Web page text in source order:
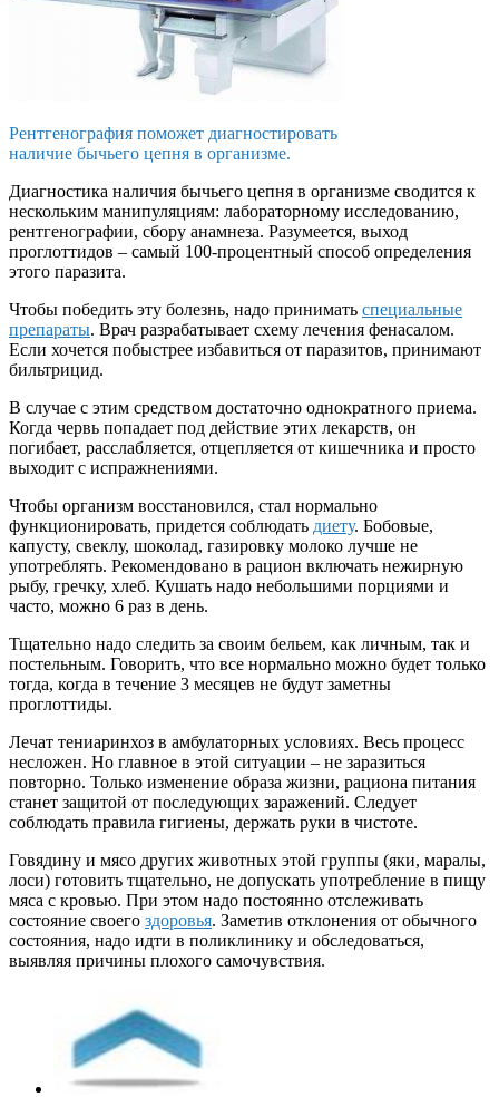
Рентгенография поможет диагностировать
наличие бычьего цепня в организме.
Диагностика наличия бычьего цепня в организме сводится к
нескольким манипуляциям: лабораторному исследованию,
рентгенографии, сбору анамнеза. Разумеется, выход
проглоттидов – самый 100-процентный способ определения
этого паразита.
Чтобы победить эту болезнь, надо принимать специальные
препараты. Врач разрабатывает схему лечения фенасалом.
Если хочется побыстрее избавиться от паразитов, принимают
бильтрицид.
В случае с этим средством достаточно однократного приема.
Когда червь попадает под действие этих лекарств, он
погибает, расслабляется, отцепляется от кишечника и просто
выходит с испражнениями.
Чтобы организм восстановился, стал нормально
функционировать, придется соблюдать диету. Бобовые,
капусту, свеклу, шоколад, газировку молоко лучше не
употреблять. Рекомендовано в рацион включать нежирную
рыбу, гречку, хлеб. Кушать надо небольшими порциями и
часто, можно 6 раз в день.
Тщательно надо следить за своим бельем, как личным, так и
постельным. Говорить, что все нормально можно будет только
тогда, когда в течение 3 месяцев не будут заметны
проглоттиды.
Лечат тениаринхоз в амбулаторных условиях. Весь процесс
несложен. Но главное в этой ситуации – не заразиться
повторно. Только изменение образа жизни, рациона питания
станет защитой от последующих заражений. Следует
соблюдать правила гигиены, держать руки в чистоте.
Говядину и мясо других животных этой группы (яки, маралы,
лоси) готовить тщательно, не допускать употребление в пищу
мяса с кровью. При этом надо постоянно отслеживать
состояние своего здоровья. Заметив отклонения от обычного
состояния, надо идти в поликлинику и обследоваться,
выявляя причины плохого самочувствия.